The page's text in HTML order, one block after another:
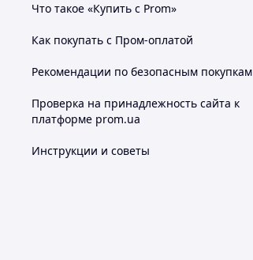
Что такое «Купить с Prom»
Как покупать с Пром-оплатой
Рекомендации по безопасным покупкам
Проверка на принадлежность сайта к
платформе prom.ua
Инструкции и советы